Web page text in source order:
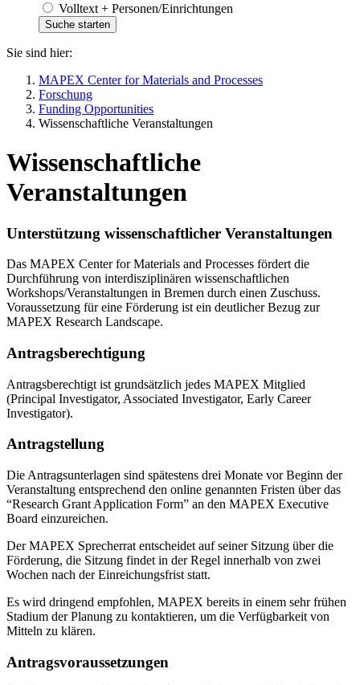
Volltext + Personen/Einrichtungen
Sie sind hier:
MAPEX Center for Materials and Processes
Forschung
Funding Opportunities
Wissenschaftliche Veranstaltungen
Wissenschaftliche
Veranstaltungen
Unterstützung wissenschaftlicher Veranstaltungen
Das MAPEX Center for Materials and Processes fördert die
Durchführung von interdisziplinären wissenschaftlichen
Workshops/Veranstaltungen in Bremen durch einen Zuschuss.
Voraussetzung für eine Förderung ist ein deutlicher Bezug zur
MAPEX Research Landscape.
Antragsberechtigung
Antragsberechtigt ist grundsätzlich jedes MAPEX Mitglied
(Principal Investigator, Associated Investigator, Early Career
Investigator).
Antragstellung
Die Antragsunterlagen sind spätestens drei Monate vor Beginn der
Veranstaltung entsprechend den online genannten Fristen über das
“Research Grant Application Form” an den MAPEX Executive
Board einzureichen.
Der MAPEX Sprecherrat entscheidet auf seiner Sitzung über die
Förderung, die Sitzung findet in der Regel innerhalb von zwei
Wochen nach der Einreichungsfrist statt.
Es wird dringend empfohlen, MAPEX bereits in einem sehr frühen
Stadium der Planung zu kontaktieren, um die Verfügbarkeit von
Mitteln zu klären.
Antragsvoraussetzungen